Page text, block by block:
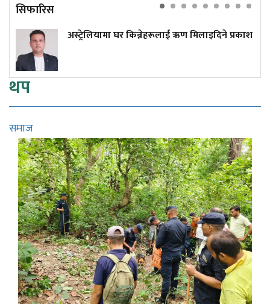
सिफारिस
अस्ट्रेलियामा घर किन्नेहरूलाई ऋण मिलाइदिने प्रकाश
थप
समाज